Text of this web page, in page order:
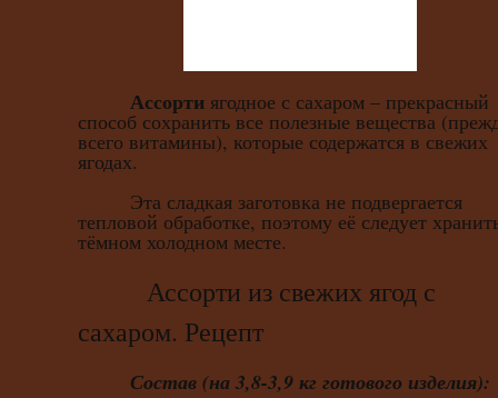
Ассорти ягодное с сахаром – прекрасный
способ сохранить все полезные вещества
всего витамины), которые содержатся в свежих
ягодах.
Эта сладкая заготовка не подвергается
тепловой обработке, поэтому её следует
тёмном холодном месте.
Ассорти из свежих ягод с
сахаром. Рецепт
Состав (на 3,8-3,9 кг готового изделия):